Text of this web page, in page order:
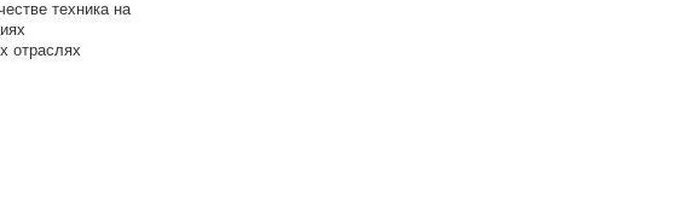
техника на
отраслях